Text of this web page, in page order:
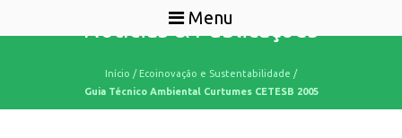
Menu
Notícias & Publicações
Início / Ecoinovação e Sustentabilidade /
Guia Técnico Ambiental Curtumes CETESB 2005